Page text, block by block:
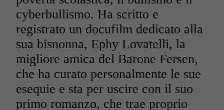
cyberbullismo. Ha scritto e
registrato un docufilm dedicato alla
sua bisnonna, Ephy Lovatelli, la
migliore amica del Barone Fersen,
che ha curato personalmente le sue
esequie e sta per uscire con il suo
primo romanzo, che trae proprio